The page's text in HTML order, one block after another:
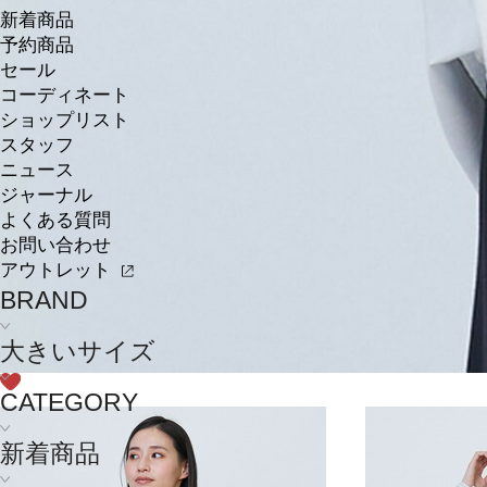
新着商品
予約商品
セール
コーディネート
ショップリスト
スタッフ
ニュース
ジャーナル
よくある質問
お問い合わせ
アウトレット
BRAND
大きいサイズ
CATEGORY
新着商品